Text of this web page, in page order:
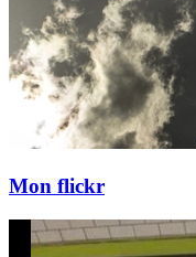
Mon flickr